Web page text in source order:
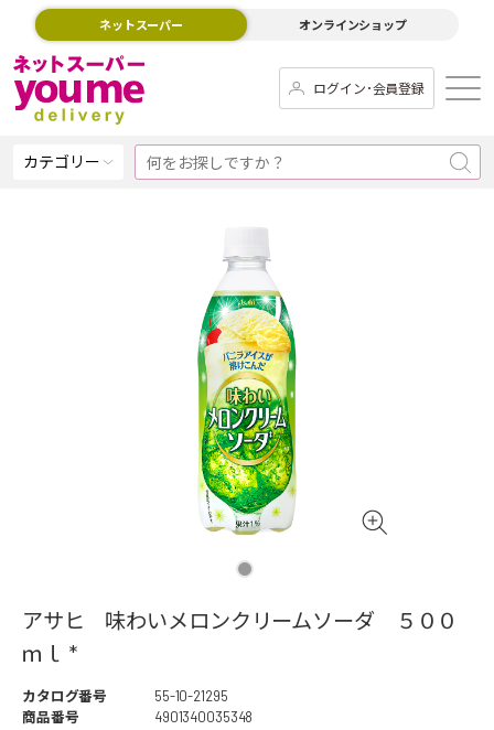
ネットスーパー オンラインショップ
ログイン･会員登録
カテゴリー
アサヒ 味わいメロンクリームソーダ ５００
ｍｌ *
カタログ番号
55-10-21295
商品番号
4901340035348